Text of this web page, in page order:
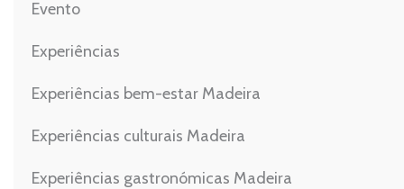
Evento
Experiências
Experiências bem-estar Madeira
Experiências culturais Madeira
Experiências gastronómicas Madeira